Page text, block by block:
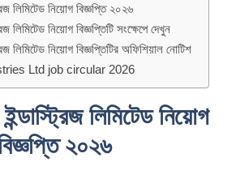
লিমিটেড নিয়োগ বিজ্ঞপ্তি ২০২৬
লিমিটেড নিয়োগ বিজ্ঞপ্তিটি সংক্ষেপে দেখুন
লিমিটেড নিয়োগ বিজ্ঞপ্তিটির অফিশিয়াল নোটিশ
Ltd job circular 2026
লিমিটেড নিয়োগ
২০২৬